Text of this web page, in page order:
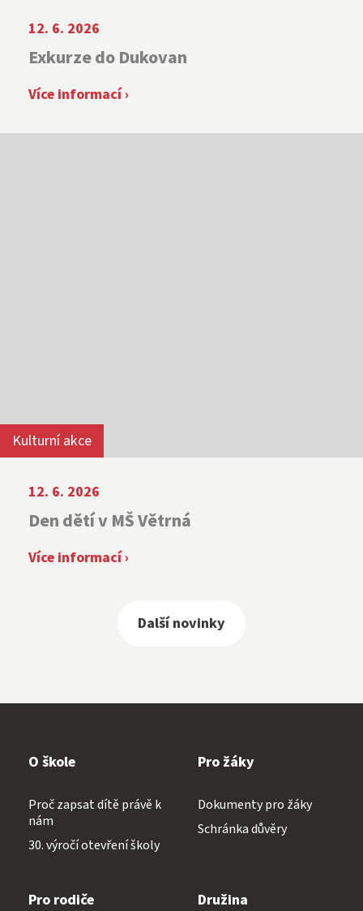
12. 6. 2026
Exkurze do Dukovan
Více informací ›
Kulturní akce
12. 6. 2026
Den dětí v MŠ Větrná
Více informací ›
Další novinky
O škole
Proč zapsat dítě právě k
nám
30. výročí otevření školy
Pro žáky
Dokumenty pro žáky
Schránka důvěry
Pro rodiče Družina